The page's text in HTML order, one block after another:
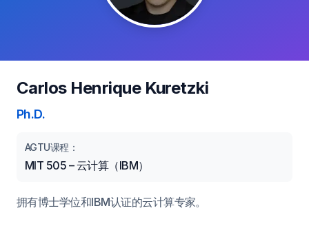
Carlos Henrique Kuretzki
Ph.D.
AGTU课程：
MIT 505 – 云计算（IBM）
拥有博士学位和IBM认证的云计算专家。